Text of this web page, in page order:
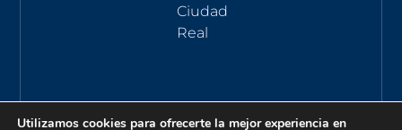
Ciudad
Real
Utilizamos cookies para ofrecerte la mejor experiencia en